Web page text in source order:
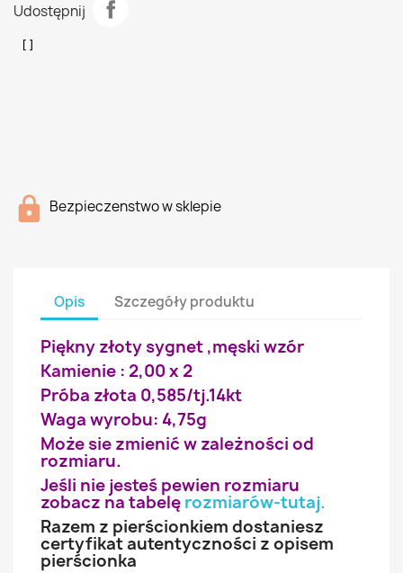
Udostępnij
Bezpieczenstwo w sklepie
Opis Szczegóły produktu
Piękny złoty sygnet ,męski wzór
Kamienie : 2,00 x 2
Próba złota 0,585/tj.14kt
Waga wyrobu: 4,75g
Może sie zmienić w zależności od
rozmiaru.
Jeśli nie jesteś pewien rozmiaru
zobacz na tabelę rozmiarów-tutaj.
Razem z pierścionkiem dostaniesz
certyfikat autentyczności z opisem
pierścionka